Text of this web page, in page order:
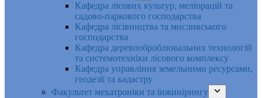
Кафедра лісових культур, меліорацій та
садово-паркового господарства
Кафедра лісівництва та мисливського
господарства
Кафедра деревооброблювальних технологій
та системотехніки лісового комплексу
Кафедра управління земельними ресурсами,
геодезії та кадастру
Факультет мехатроніки та інжинірингу